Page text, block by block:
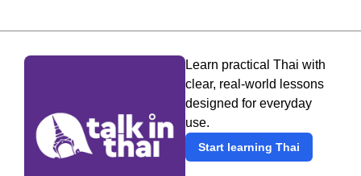
Learn practical Thai with
clear, real-world lessons
designed for everyday
use.
Start learning Thai